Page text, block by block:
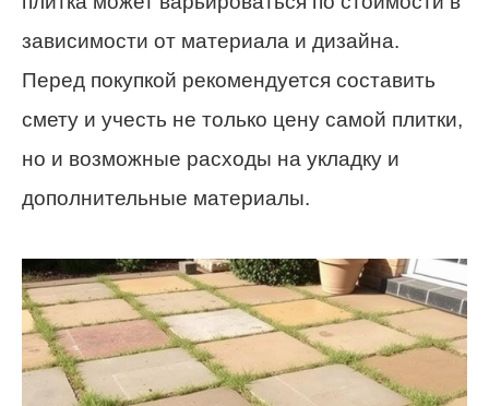
зависимости от материала и дизайна.
Перед покупкой рекомендуется составить
смету и учесть не только цену самой плитки,
но и возможные расходы на укладку и
дополнительные материалы.